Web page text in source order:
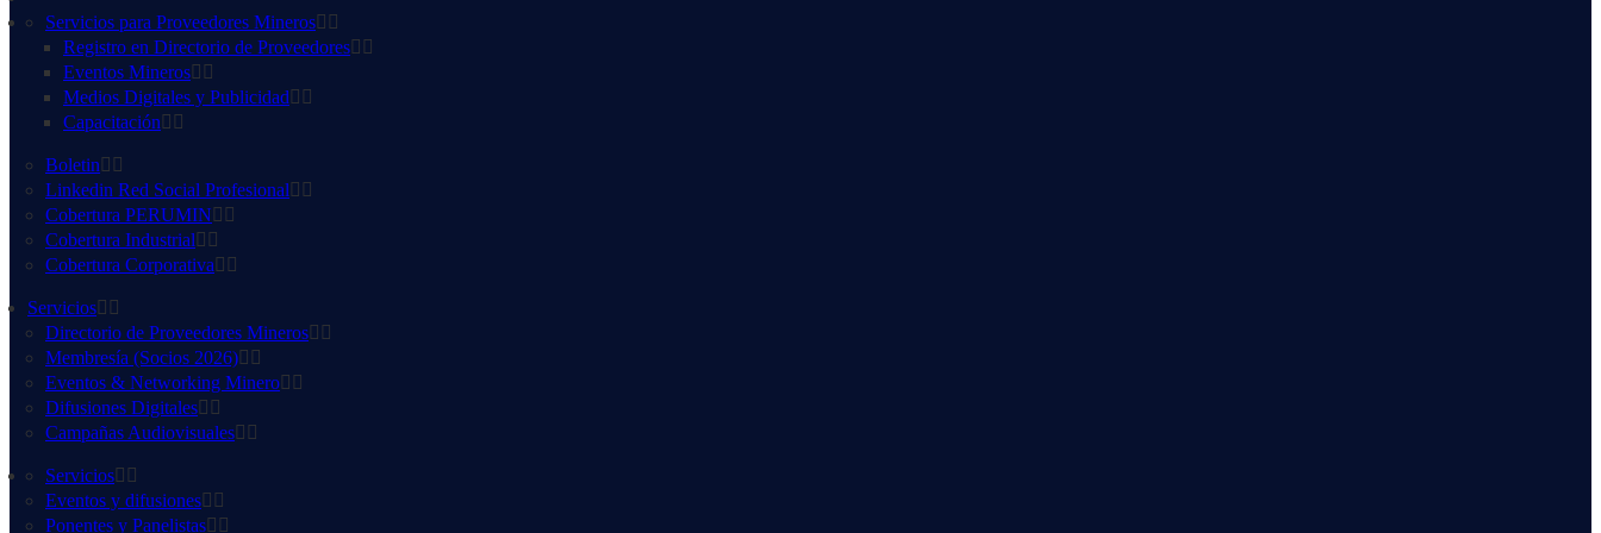
Servicios para Proveedores Mineros
Registro en Directorio de Proveedores
Eventos Mineros
Medios Digitales y Publicidad
Capacitación
Boletin
Linkedin Red Social Profesional
Cobertura PERUMIN
Cobertura Industrial
Cobertura Corporativa
Servicios
Directorio de Proveedores Mineros
Membresía (Socios 2026)
Eventos & Networking Minero
Difusiones Digitales
Campañas Audiovisuales
Servicios
Eventos y difusiones
Ponentes y Panelistas